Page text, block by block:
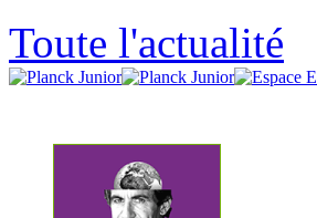
Toute l'actualité